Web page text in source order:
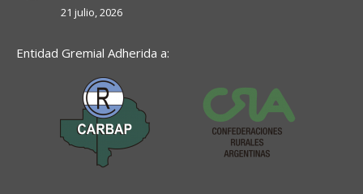
21 julio, 2026
Entidad Gremial Adherida a: